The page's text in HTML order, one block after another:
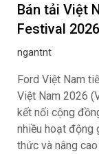
Bán tải Việt
Festival
ngantnt
Ford Việt Nam
Việt Nam 2026
kết nối cộng
nhiều hoạt động
thức và nâng